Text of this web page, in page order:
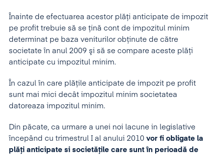
Înainte de efectuarea acestor plăţi anticipate de impozit
pe profit trebuie să se ţină cont de impozitul minim
determinat pe baza veniturilor obţinute de către
societate în anul 2009 şi să se compare aceste plăţi
anticipate cu impozitul minim.
În cazul în care plăţile anticipate de impozit pe profit
sunt mai mici decât impozitul minim societatea
datoreaza impozitul minim.
Din păcate, ca urmare a unei noi lacune in legislative
începând cu trimestrul I al anului 2010 vor fi obligate la
plăţi anticipate si societăţile care sunt în perioadă de